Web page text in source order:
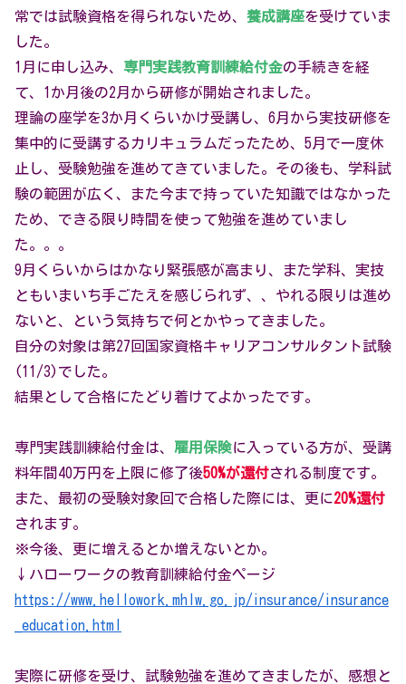
常では試験資格を得られないため、 養成講座を受けていま
した。
1月に申し込み、 専門実践教育訓練給付金の手続きを経
て、1か月後の2月から研修が開始されました。
理論の座学を3か月くらいかけ受講し、6月から実技研修を
集中的に受講するカリキュラムだったため、5月で一度休
止し、受験勉強を進めてきていました。その後も、学科試
験の範囲が広く、また今まで持っていた知識ではなかった
ため、できる限り時間を使って勉強を進めていまし
た。。。
9月くらいからはかなり緊張感が高まり、また学科、実技
ともいまいち手ごたえを感じられず、、やれる限りは進め
ないと、という気持ちで何とかやってきました。
自分の対象は第27回国家資格キャリアコンサルタント試験
(11/3)でした。
結果として合格にたどり着けてよかったです。
専門実践訓練給付金は、 雇用保険に入っている方が、受講
料年間40万円を上限に修了後50%が還付される制度です。
また、最初の受験対象回で合格した際には、更に20%還付
されます。
※今後、更に増えるとか増えないとか。
↓ハローワークの教育訓練給付金ページ
https://www.hellowork.mhlw.go.jp/insurance/insurance
_education.html
実際に研修を受け、試験勉強を進めてきましたが、感想と